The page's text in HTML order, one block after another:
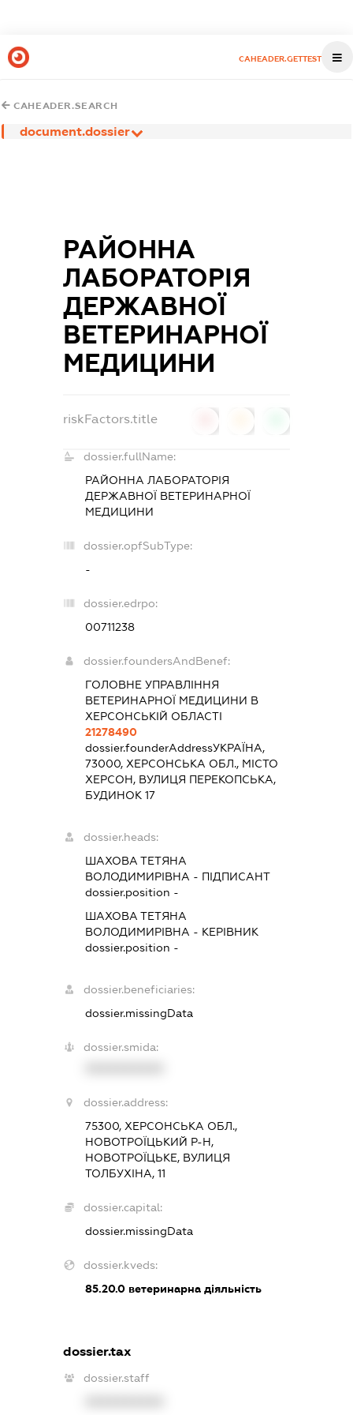
CAHEADER.GETTEST
CAHEADER.SEARCH
document.dossier
РАЙОННА
ЛАБОРАТОРІЯ
ДЕРЖАВНОЇ
ВЕТЕРИНАРНОЇ
МЕДИЦИНИ
riskFactors.title
dossier.fullName:
РАЙОННА ЛАБОРАТОРІЯ
ДЕРЖАВНОЇ ВЕТЕРИНАРНОЇ
МЕДИЦИНИ
dossier.opfSubType:
-
dossier.edrpo:
00711238
dossier.foundersAndBenef:
ГОЛОВНЕ УПРАВЛІННЯ
ВЕТЕРИНАРНОЇ МЕДИЦИНИ В
ХЕРСОНСЬКІЙ ОБЛАСТІ
21278490
dossier.founderAddressУКРАЇНА,
73000, ХЕРСОНСЬКА ОБЛ., МІСТО
ХЕРСОН, ВУЛИЦЯ ПЕРЕКОПСЬКА,
БУДИНОК 17
dossier.heads:
ШАХОВА ТЕТЯНА
ВОЛОДИМИРІВНА - ПІДПИСАНТ
dossier.position -
ШАХОВА ТЕТЯНА
ВОЛОДИМИРІВНА - КЕРІВНИК
dossier.position -
dossier.beneficiaries:
dossier.missingData
dossier.smida:
dossier.address:
75300, ХЕРСОНСЬКА ОБЛ.,
НОВОТРОЇЦЬКИЙ Р-Н,
НОВОТРОЇЦЬКЕ, ВУЛИЦЯ
ТОЛБУХІНА, 11
dossier.capital:
dossier.missingData
dossier.kveds:
85.20.0 ветеринарна діяльність
dossier.tax
dossier.staff